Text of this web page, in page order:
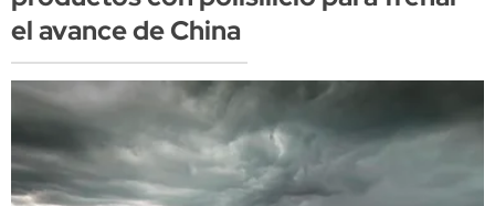
el avance de China